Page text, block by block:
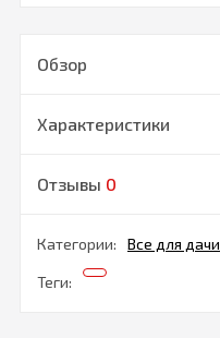
Обзор
Характеристики
Отзывы 0
Категории: Все для дачи
Теги: